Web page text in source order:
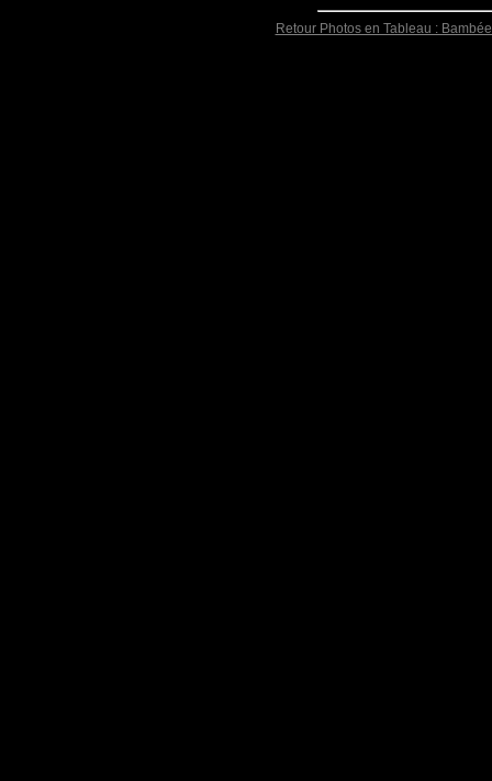
Retour Photos en Tableau :